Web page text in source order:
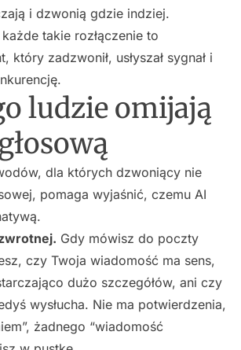
i dzwonią gdzie indziej.
takie rozłączenie to
który zadzwonił, usłyszał sygnał i
ludzie omijają
dla których dzwoniący nie
pomaga wyjaśnić, czemu AI
Gdy mówisz do poczty
czy Twoja wiadomość ma sens,
dużo szczegółów, ani czy
wysłucha. Nie ma potwierdzenia,
żadnego “wiadomość